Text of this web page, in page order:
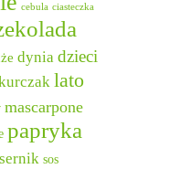
cebula ciasteczka
dynia dzieci
lato
mascarpone
papryka
sernik sos